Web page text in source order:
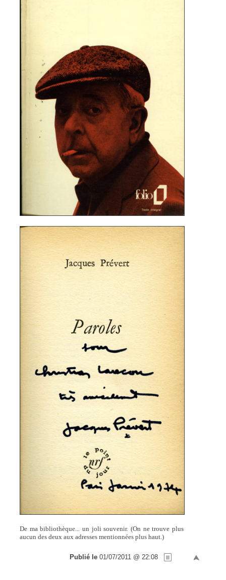
De ma bibliothèque... un joli souvenir. (On ne trouve plus
aucun des deux aux adresses mentionnées plus haut.)
Publié le 01/07/2011 @ 22:08